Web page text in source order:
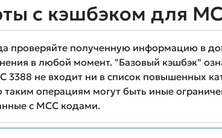
с кэшбэком для
проверяйте полученную информацию в
в любой момент. "Базовый кэшбэк"
3388 не входит ни в список повышенных
таким операциям могут быть иные
с MCC кодами.